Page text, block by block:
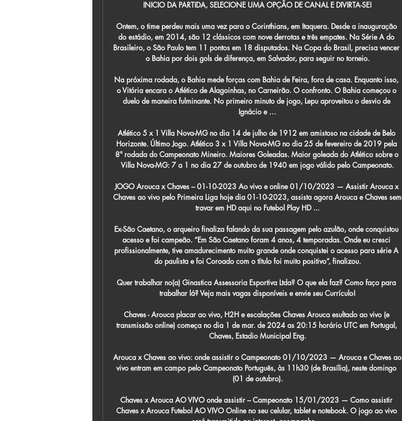
INICIO DA PARTIDA, SELECIONE UMA OPÇÃO DE CANAL E DIVIRTA-SE!
Ontem, o time perdeu mais uma vez para o Corinthians, em Itaquera. Desde a inauguração
do estádio, em 2014, são 12 clássicos com nove derrotas e três empates. Na Série A do
Brasileiro, o São Paulo tem 11 pontos em 18 disputados. Na Copa do Brasil, precisa vencer
o Bahia por dois gols de diferença, em Salvador, para seguir no torneio.
Na próxima rodada, o Bahia mede forças com Bahia de Feira, fora de casa. Enquanto isso,
o Vitória encara o Atlético de Alagoinhas, no Carneirão. O confronto. O Bahia começou o
duelo de maneira fulminante. No primeiro minuto de jogo, Lepu aproveitou o desvio de
Ignácio e …
Atlético 5 x 1 Villa Nova-MG no dia 14 de julho de 1912 em amistoso na cidade de Belo
Horizonte. Último Jogo. Atlético 3 x 1 Villa Nova-MG no dia 25 de fevereiro de 2019 pela
8ª rodada do Campeonato Mineiro. Maiores Goleadas. Maior goleada do Atlético sobre o
Villa Nova-MG: 7 a 1 no dia 27 de outubro de 1940 em jogo válido pelo Campeonato.
JOGO Arouca x Chaves – 01-10-2023 Ao vivo e online 01/10/2023 — Assistir Arouca x
Chaves ao vivo pelo Primeira Liga hoje dia 01-10-2023, assista agora Arouca e Chaves sem
travar em HD aqui no Futebol Play HD ...
Ex-São Caetano, o arqueiro finaliza falando da sua passagem pelo azulão, onde conquistou
acesso e foi campeão. “Em São Caetano foram 4 anos, 4 temporadas. Onde eu cresci
profissionalmente, tive amadurecimento muito grande onde conquistei o acesso para série A
do paulista e foi Coroado com o título foi muito positivo”, finalizou.
Quer trabalhar no(a) Ginastica Assessoria Esportiva Ltda? O que ela faz? Como faço para
trabalhar lá? Veja mais vagas disponíveis e envie seu Currículo!
Chaves - Arouca placar ao vivo, H2H e escalações Chaves Arouca esultado ao vivo (e
transmissão online) começa no dia 1 de mar. de 2024 as 20:15 horário UTC em Portugal,
Chaves, Estadio Municipal Eng.
Arouca x Chaves ao vivo: onde assistir o Campeonato 01/10/2023 — Arouca e Chaves ao
vivo entram em campo pelo Campeonato Português, às 11h30 (de Brasília), neste domingo
(01 de outubro).
Chaves x Arouca AO VIVO onde assistir – Campeonato 15/01/2023 — Como assistir
Chaves x Arouca Futebol AO VIVO Online no seu celular, tablet e notebook. O jogo ao vivo